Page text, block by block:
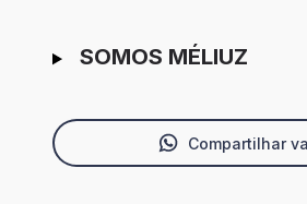
SOMOS MÉLIUZ
Compartilhar